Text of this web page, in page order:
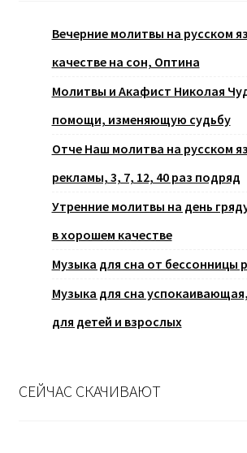
Вечерние молитвы на русском
качестве на сон, Оптина
Молитвы и Акафист Николая
помощи, изменяющую судьбу
Отче Наш молитва на русском
рекламы, 3, 7, 12, 40 раз подряд
Утренние молитвы на день
в хорошем качестве
Музыка для сна от бессонницы
Музыка для сна
для детей и взрослых
СЕЙЧАС СКАЧИВАЮТ